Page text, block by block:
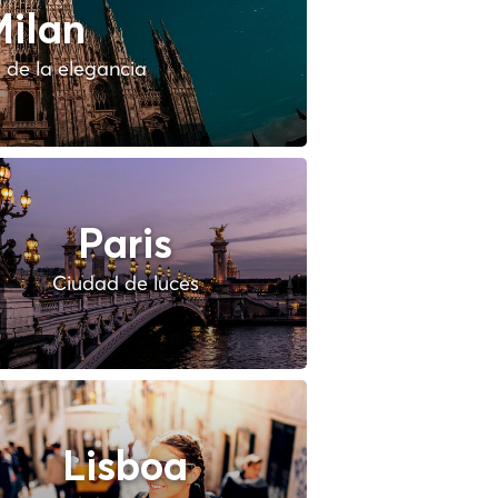
la elegancia
Paris
Ciudad de luces
Lisboa